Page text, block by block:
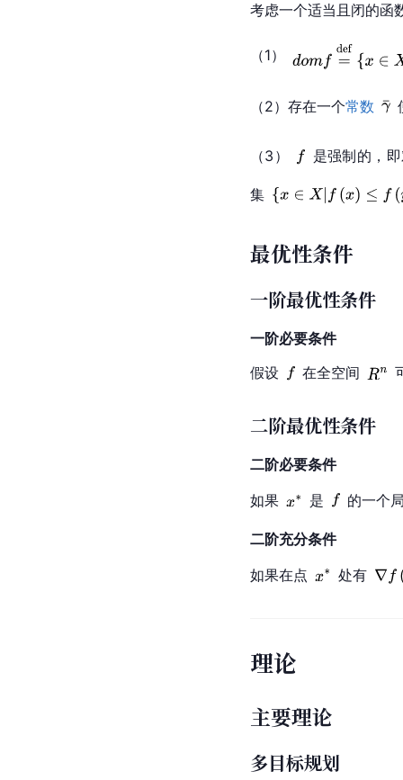
考虑一个适当且闭的函
（1）
（2）存在一个常数
（3） 是强制的，
集
最优性条件
一阶最优性条件
一阶必要条件
假设
在全空间
二阶最优性条件
二阶必要条件
如果
是 的一个
二阶充分条件
如果在点
处有
理论
主要理论
多目标规划